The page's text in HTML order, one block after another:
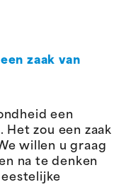
zaak van
een
Het zou een zaak
willen u graag
na te denken